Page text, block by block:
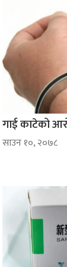
गाई काटेको
साउन १०, २०७८